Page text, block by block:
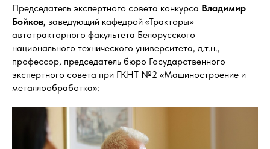
Председатель экспертного совета конкурса Владимир
Бойков, заведующий кафедрой «Тракторы»
автотракторного факультета Белорусского
национального технического университета, д.т.н.,
профессор, председатель бюро Государственного
экспертного совета при ГКНТ №2 «Машиностроение и
металлообработка»: